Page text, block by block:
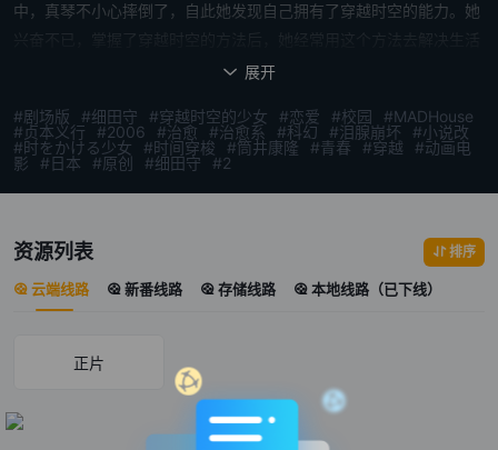
中，真琴不小心摔倒了，自此她发现自己拥有了穿越时空的能力。她
中许多令她十分困扰的事。 喜欢棒球的真琴与同班的两名男生千
爱意，手足无措的她再次穿越时空，希望可以躲避这件事的发生。但
没想到，千昭会跟同学友梨在一起，而友梨也一直喜欢千昭。此时，
字原来是穿越时空的次数，次数变得越来越少，与此同时，她也发现
 展开
#剧场版 #细田守 #穿越时空的少女 #恋爱 #校园
#MADHouse
#贞本义行
#2006 #治愈 #治愈系 #科幻 #泪腺崩坏
#小说改
#时をかける少女
#时间穿梭 #筒井康隆 #青春 #穿越
#动画电
影
#日本 #原创 #细田守 #2
资源列表 排序
云端线路 新番线路 存储线路 本地线路（已下线）
正片